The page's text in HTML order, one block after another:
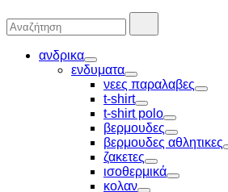
Αναζήτησα
για:
ανδρικα
Toggle
ενδυματα
Toggle
νεες παραλαβες
Toggle
t-shirt
Toggle
t-shirt polo
Toggle
βερμουδες
Toggle
βερμουδες αθλητικες
ζακετες
Toggle
ισοθερμικά
Toggle
κολαν